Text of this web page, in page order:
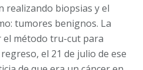
realizando biopsias y el
tumores benignos. La
método tru-cut para
el 21 de julio de ese